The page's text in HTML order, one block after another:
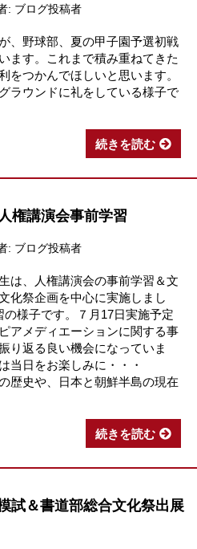
: ブログ投稿者
、野球部、夏の甲子園予選初戦
ます。これまで積み重ねてきた
をつかんでほしいと思います。
ラウンドに礼をしている様子で
続きを読む
権講演会事前学習
: ブログ投稿者
は、人権講演会の事前学習＆文
化祭企画を中心に実施しまし
子です。７月17日実施予定
アメディエーションに関する事
り返る良い機会になっていま
は当日をお楽しみに・・・
歴史や、日本と朝鮮半島の現在
続きを読む
試＆書道部総合文化祭出展